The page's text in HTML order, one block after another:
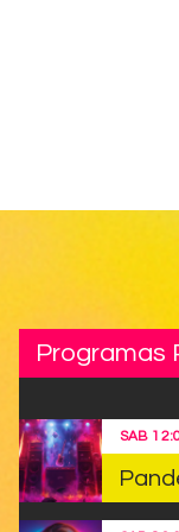
Programas
SAB